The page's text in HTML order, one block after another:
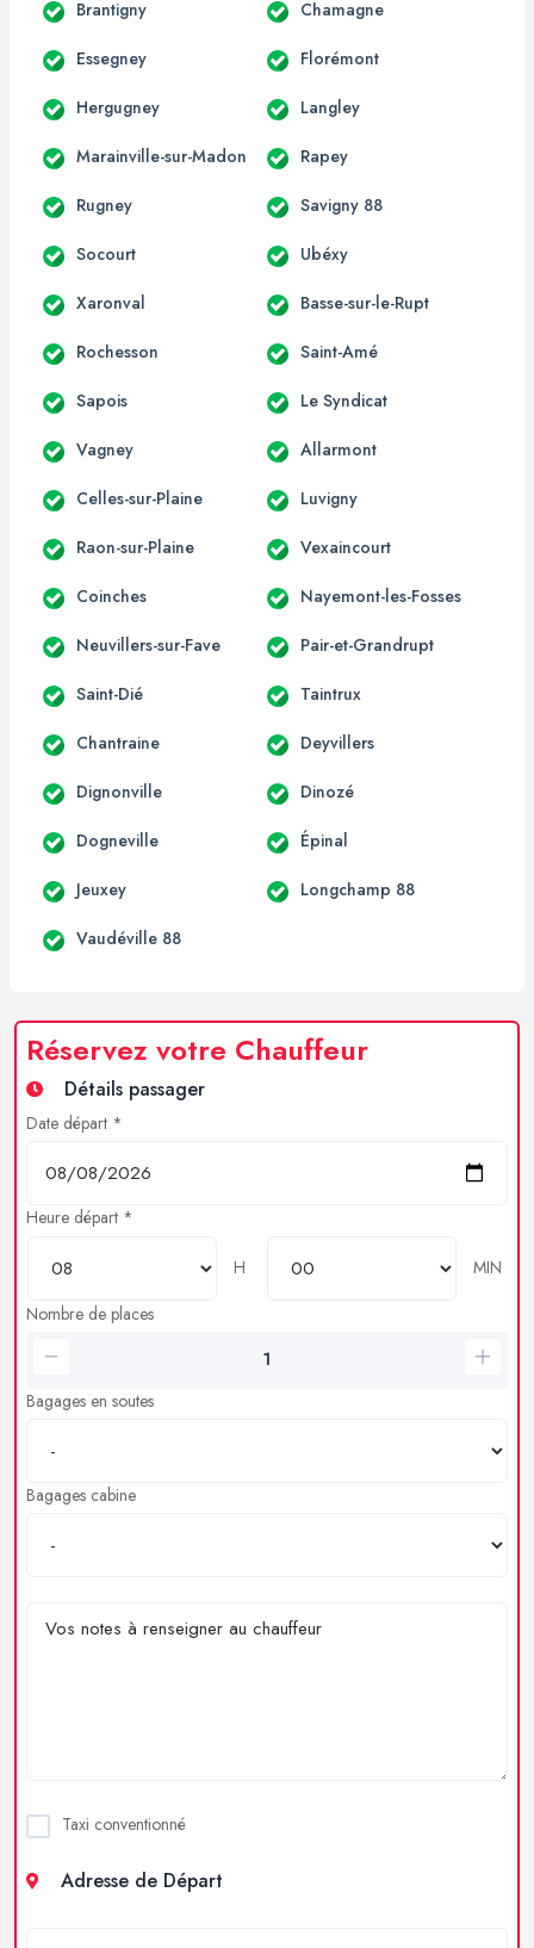
Brantigny Chamagne
Essegney Florémont
Hergugney Langley
Marainville-sur-Madon Rapey
Rugney Savigny 88
Socourt Ubéxy
Xaronval Basse-sur-le-Rupt
Rochesson Saint-Amé
Sapois Le Syndicat
Vagney Allarmont
Celles-sur-Plaine Luvigny
Raon-sur-Plaine Vexaincourt
Coinches Nayemont-les-Fosses
Neuvillers-sur-Fave Pair-et-Grandrupt
Saint-Dié Taintrux
Chantraine Deyvillers
Dignonville Dinozé
Dogneville Épinal
Jeuxey Longchamp 88
Vaudéville 88
Réservez votre Chauffeur
Détails passager
Date départ *
Heure départ *
H
MIN
Nombre de places
Bagages en soutes
Bagages cabine
Taxi conventionné
Adresse de Départ